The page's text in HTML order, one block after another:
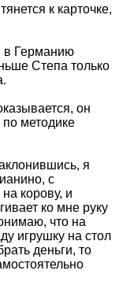
к карточке,
в Германию
Степа только
он
по методике
я
с
корову, и
ко мне руку
что на
игрушку на стол
деньги, то